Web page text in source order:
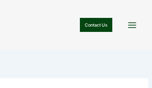
Contact Us